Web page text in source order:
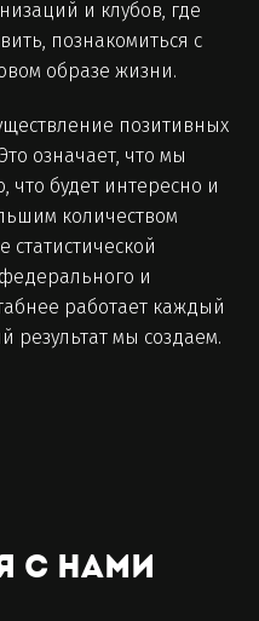
и клубов, где
познакомиться с
образе жизни.
позитивных
означает, что мы
что будет интересно и
количеством
и
работает каждый
результат мы создаем.
с нами